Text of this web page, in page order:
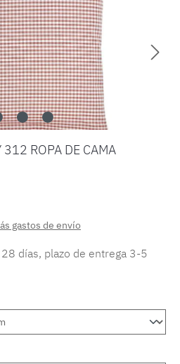
ROPA DE CAMA
gastos de envío
días, plazo de entrega 3-5